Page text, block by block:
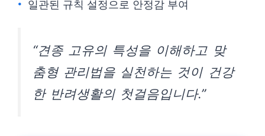
일관된 규칙 설정으로 안정감 부여
“견종 고유의 특성을 이해하고 맞
춤형 관리법을 실천하는 것이 건강
한 반려생활의 첫걸음입니다.”